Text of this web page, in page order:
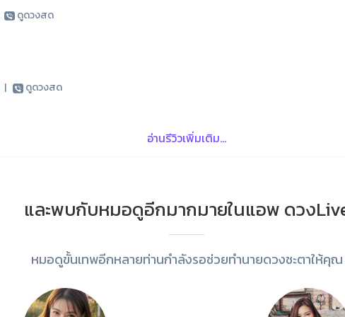
ดูดวงสด
| ดูดวงสด
อ่านรีวิวเพิ่มเติม...
และพบกับหมอดูอีกมากมายในแอพ ดวง
หมอดูขั้นเทพอีกหลายท่านกำลังรอช่วยทำนายดวงชะตาให้คุณ